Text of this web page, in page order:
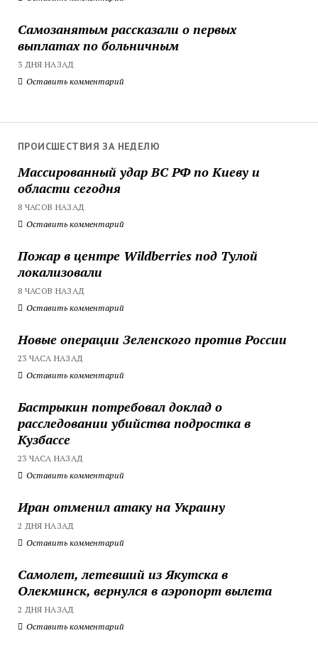
Самозанятым рассказали о первых
выплатах по больничным
3 ДНЯ НАЗАД
Оставить комментарий
ПРОИСШЕСТВИЯ ЗА НЕДЕЛЮ
Массированный удар ВС РФ по Киеву и
области сегодня
8 ЧАСОВ НАЗАД
Оставить комментарий
Пожар в центре Wildberries под Тулой
локализовали
8 ЧАСОВ НАЗАД
Оставить комментарий
Новые операции Зеленского против России
23 ЧАСА НАЗАД
Оставить комментарий
Бастрыкин потребовал доклад о
расследовании убийства подростка в
Кузбассе
23 ЧАСА НАЗАД
Оставить комментарий
Иран отменил атаку на Украину
2 ДНЯ НАЗАД
Оставить комментарий
Самолет, летевший из Якутска в
Олекминск, вернулся в аэропорт вылета
2 ДНЯ НАЗАД
Оставить комментарий